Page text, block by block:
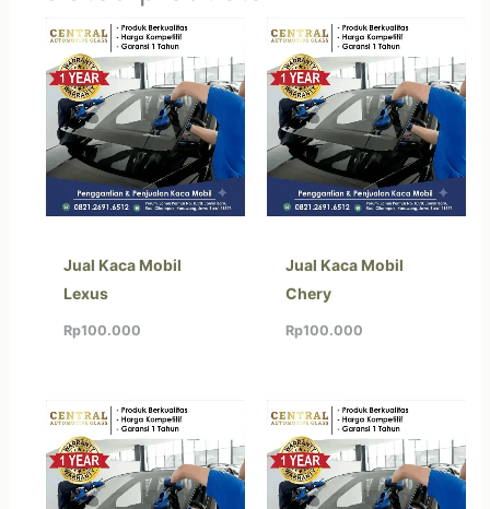
Jual Kaca Mobil
Lexus
Rp100.000
Jual Kaca Mobil
Chery
Rp100.000